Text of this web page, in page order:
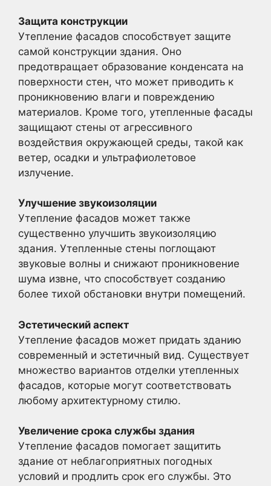
Защита конструкции
Утепление фасадов способствует защите
самой конструкции здания. Оно
предотвращает образование конденсата на
поверхности стен, что может приводить к
проникновению влаги и повреждению
материалов. Кроме того, утепленные фасады
защищают стены от агрессивного
воздействия окружающей среды, такой как
ветер, осадки и ультрафиолетовое
излучение.
Улучшение звукоизоляции
Утепление фасадов может также
существенно улучшить звукоизоляцию
здания. Утепленные стены поглощают
звуковые волны и снижают проникновение
шума извне, что способствует созданию
более тихой обстановки внутри помещений.
Эстетический аспект
Утепление фасадов может придать зданию
современный и эстетичный вид. Существует
множество вариантов отделки утепленных
фасадов, которые могут соответствовать
любому архитектурному стилю.
Увеличение срока службы здания
Утепление фасадов помогает защитить
здание от неблагоприятных погодных
условий и продлить срок его службы. Это